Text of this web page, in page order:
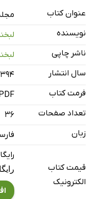
عنوان کتاب
نویسنده
ناشر چاپی
سال انتشار
فرمت کتاب
تعداد صفحات
36
زبان
قیمت کتاب
الکترونیک